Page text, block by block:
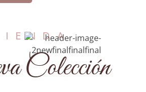
Colección
Camisera Alada
$106,500.00
Camisera Heart